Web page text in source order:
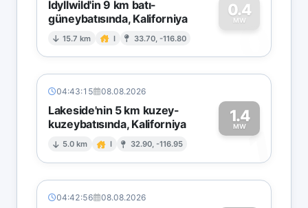
Idyllwild'in 9 km batı-
güneybatısında, Kaliforniya
15.7 km I 33.70, -116.80
0.4
MW
0
04:43:15 08.08.2026
Lakeside'nin 5 km kuzey-
kuzeybatısında, Kaliforniya
5.0 km I 32.90, -116.95
1.4
MW1
04:42:56 08.08.2026